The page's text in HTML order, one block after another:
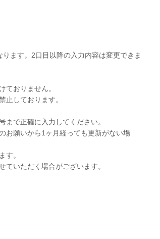
ます。2口目以降の入力内容は変更できま
ておりません。
止しております。
で正確に入力してください。
お願いから1ヶ月経っても更新がない場
す。
いただく場合がございます。